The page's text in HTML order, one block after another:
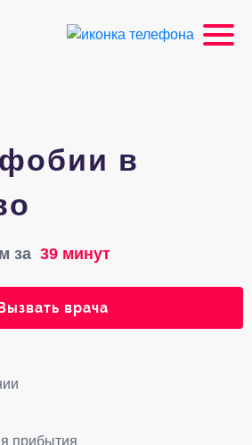
в
за 39 минут
врача
прибытия